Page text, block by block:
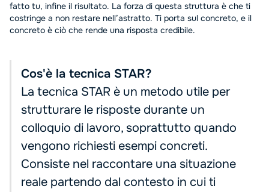
fatto tu, infine il risultato. La forza di questa struttura è che ti
costringe a non restare nell’astratto. Ti porta sul concreto, e il
concreto è ciò che rende una risposta credibile.
Cos'è la tecnica STAR?
La tecnica STAR è un metodo utile per
strutturare le risposte durante un
colloquio di lavoro, soprattutto quando
vengono richiesti esempi concreti.
Consiste nel raccontare una situazione
reale partendo dal contesto in cui ti